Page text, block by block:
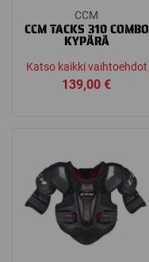
CCM
CCM TACKS 310 COMBO
KYPÄRÄ
Katso kaikki vaihtoehdot
139,00€